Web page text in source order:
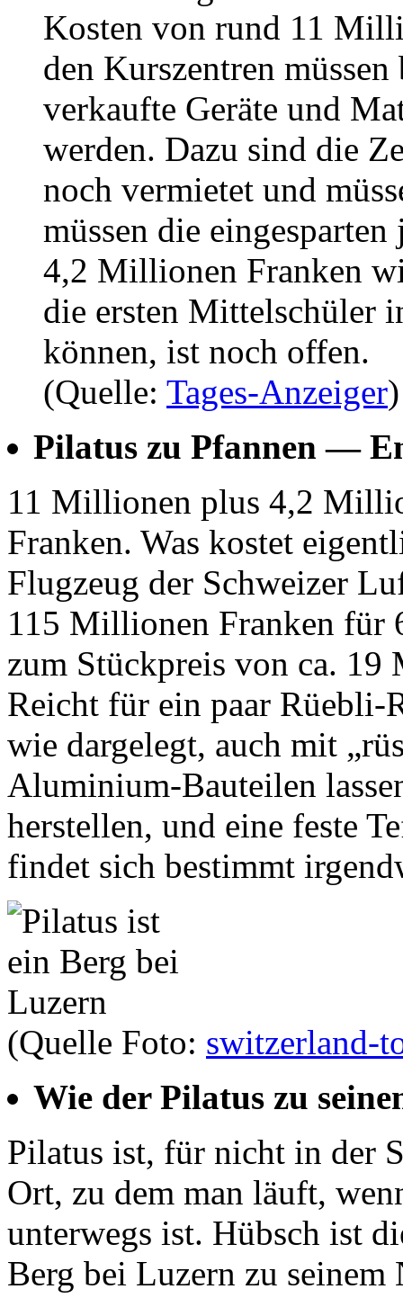
Kosten von rund 11
den Kurszentren
verkaufte Geräte und
werden. Dazu sind die
noch vermietet und
müssen die
4,2 Millionen Franken
die ersten Mittelschüler
können, ist noch offen.
(Quelle: Tages-Anzeiger)
Pilatus zu Pfannen —
11 Millionen plus 4,2
Franken. Was kostet
Flugzeug der Schweizer
115 Millionen Franken für
zum Stückpreis von ca.
Reicht für ein paar Rüebli-
wie dargelegt, auch mit
Aluminium-Bauteilen
herstellen, und eine feste
findet sich bestimmt
(Quelle Foto: switzerland-
Wie der Pilatus zu
Pilatus ist, für nicht in der
Ort, zu dem man läuft,
unterwegs ist. Hübsch ist
Berg bei Luzern zu seinem